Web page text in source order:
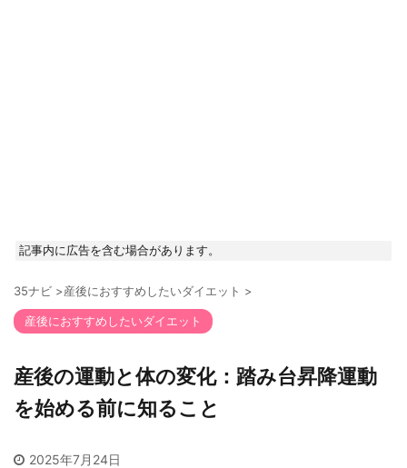
記事内に広告を含む場合があります。
35ナビ >産後におすすめしたいダイエット >
産後におすすめしたいダイエット
産後の運動と体の変化：踏み台昇降運動
を始める前に知ること
2025年7月24日